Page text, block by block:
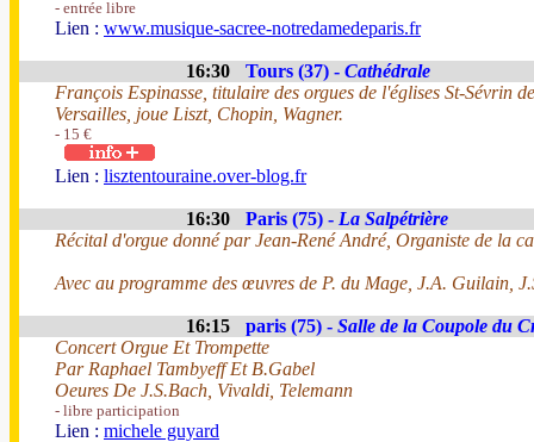
- entrée libre
Lien : www.musique-sacree-notredamedeparis.fr
16:30 Tours (37) - Cathédrale
François Espinasse, titulaire des orgues de l'églises St-Sévrin
Versailles, joue Liszt, Chopin, Wagner.
- 15 €
Lien : lisztentouraine.over-blog.fr
16:30 Paris (75) - La Salpétrière
Récital d'orgue donné par Jean-René André, Organiste de la
Avec au programme des œuvres de P. du Mage, J.A. Guilain,
16:15 paris (75) - Salle de la Coupole du
Concert Orgue Et Trompette
Par Raphael Tambyeff Et B.Gabel
Oeures De J.S.Bach, Vivaldi, Telemann
- libre participation
Lien : michele guyard